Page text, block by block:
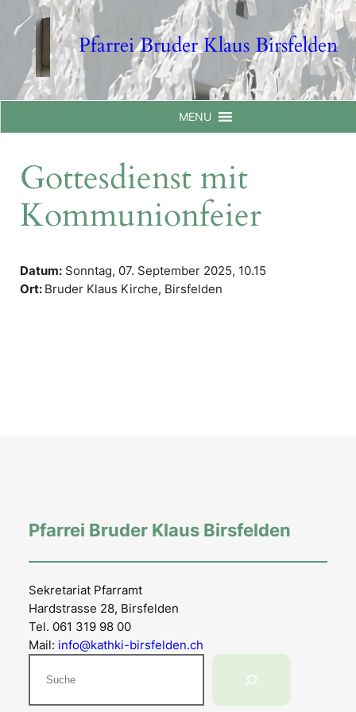
content
Pfarrei Bruder Klaus Birsfelden
MENU
Gottesdienst mit
Kommunionfeier
Datum: Sonntag, 07. September 2025, 10.15
Ort: Bruder Klaus Kirche, Birsfelden
Pfarrei Bruder Klaus Birsfelden
Sekretariat Pfarramt
Hardstrasse 28, Birsfelden
Tel. 061 319 98 00
Mail: info@kathki-birsfelden.ch